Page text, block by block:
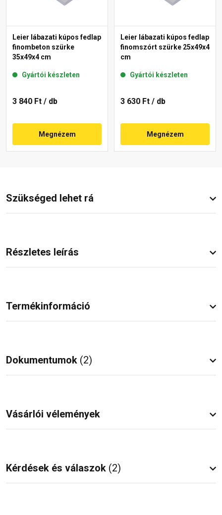
Leier lábazati kúpos fedlap
finombeton szürke
35x49x4 cm
Gyártói készleten
3 840 Ft / db
Megnézem
Leier lábazati kúpos fedlap
finomszórt szürke 25x49x4
cm
Gyártói készleten
3 630 Ft / db
Megnézem
Szükséged lehet rá
Részletes leírás
Termékinformáció
Dokumentumok (2)
Vásárlói vélemények
Kérdések és válaszok (2)